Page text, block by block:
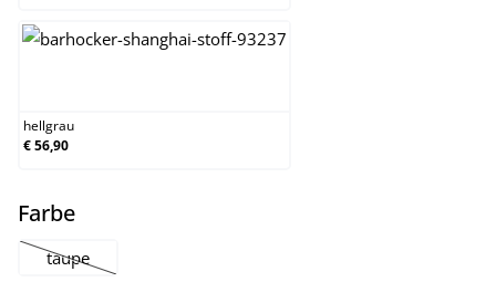
hellgrau
€ 56,90
Farbeauswählen
taupe
(Diese Option ist zurzeit nicht verfügbar.)